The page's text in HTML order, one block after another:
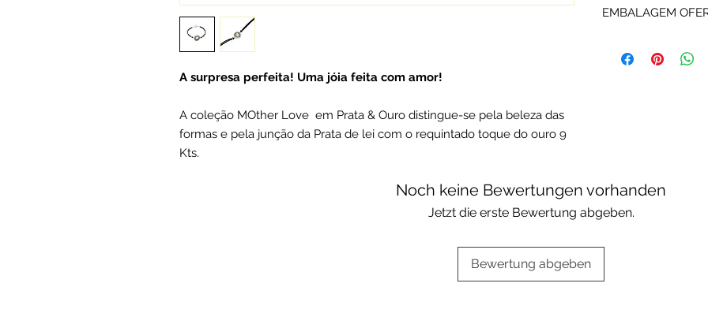
A surpresa perfeita! Uma jóia feita com amor!
A coleção MOther Love em Prata & Ouro distingue-se pela beleza das
formas e pela junção da Prata de lei com o requintado toque do ouro 9
Kts.
Rota do Ouro são
EMBALAGEM
ou da marca.
Noch keine Bewertungen vorhanden
Jetzt die erste Bewertung abgeben.
Bewertung abgeben